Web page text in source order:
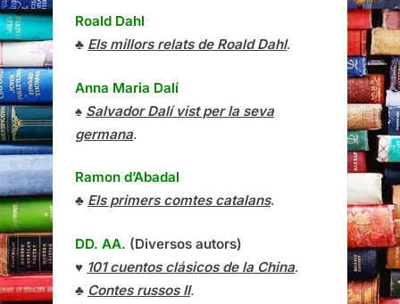
Roald Dahl
♣ Els millors relats de Roald Dahl.
Anna Maria Dalí
♠ Salvador Dalí vist per la seva
germana.
Ramon d’Abadal
♣ Els primers comtes catalans.
DD. AA. (Diversos autors)
♥ 101 cuentos clásicos de la China.
♣ Contes russos II.